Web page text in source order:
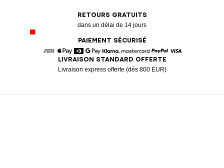
RETOURS GRATUITS
dans un délai de 14 jours
PAIEMENT SÉCURISÉ
American Express
Apple Pay
DinersGoogle Pay
Klarna MastercardPaypal
LIVRAISON STANDARD OFFERTE
Livraison express offerte (dès 800 EUR)